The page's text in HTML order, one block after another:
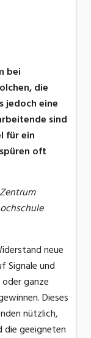
bei
die
jedoch eine
sind
für ein
oft
neue
Signale und
ganze
Dieses
nützlich,
die geeigneten